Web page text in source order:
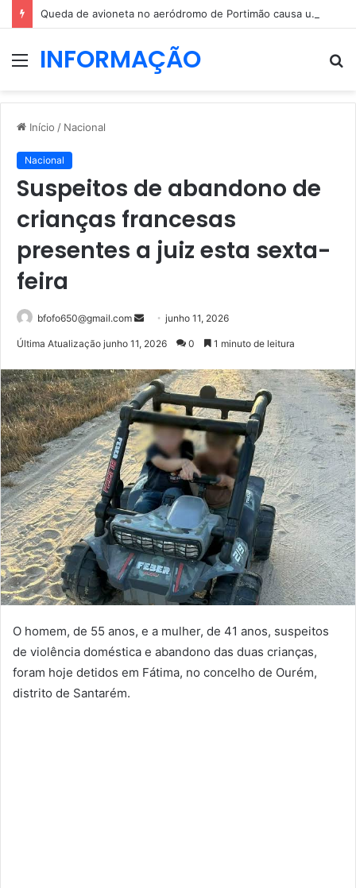
Queda de avioneta no aeródromo de Portimão causa um morto
MenuINFORMAÇÃO
Início / Nacional
Nacional
Suspeitos de abandono de
crianças francesas
presentes a juiz esta sexta-
feira
bfofo650@gmail.com
Mande
mail
junho 11, 2026
Última Atualização junho 11, 2026 0 1 minuto de leitura
O homem, de 55 anos, e a mulher, de 41 anos, suspeitos
de violência doméstica e abandono das duas crianças,
foram hoje detidos em Fátima, no concelho de Ourém,
distrito de Santarém.